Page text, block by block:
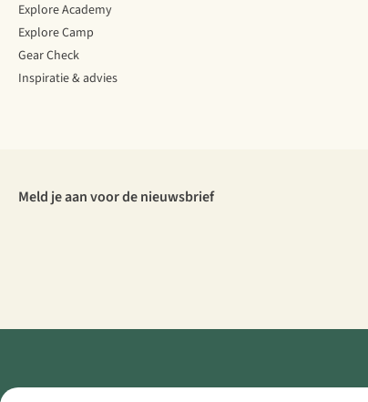
Explore Academy
Explore Camp
Gear Check
Inspiratie & advies
Meld je aan voor de nieuwsbrief